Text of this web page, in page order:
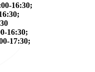
16:30;
16:30;
17:30;